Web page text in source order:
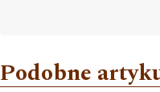
Podobne